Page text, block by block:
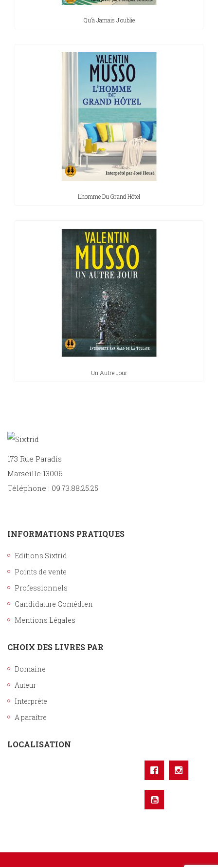
Qu’à Jamais J’oublie
L’homme Du Grand Hôtel
Un Autre Jour
173 Rue Paradis
Marseille 13006
Téléphone : 09.73.88.25.25
INFORMATIONS PRATIQUES
Editions Sixtrid
Points de vente
Professionnels
Candidature Comédien
Mentions Légales
CHOIX DES LIVRES PAR
Domaine
Auteur
Interprète
A paraître
LOCALISATION